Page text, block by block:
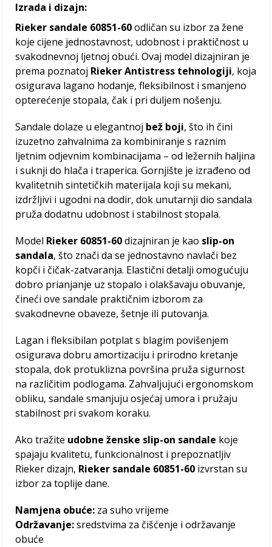
Izrada i dizajn:
Rieker sandale 60851-60odličan su izbor za žene
koje cijene jednostavnost, udobnost i praktičnost u
svakodnevnoj ljetnoj obući. Ovaj model dizajniran je
prema poznatoj Rieker Antistress tehnologiji, koja
osigurava lagano hodanje, fleksibilnost i smanjeno
opterećenje stopala, čak i pri duljem nošenju.
Sandale dolaze u elegantnoj bež boji, što ih čini
izuzetno zahvalnima za kombiniranje s raznim
ljetnim odjevnim kombinacijama – od ležernih haljina
i suknji do hlača i traperica. Gornjište je izrađeno od
kvalitetnih sintetičkih materijala koji su mekani,
izdržljivi i ugodni na dodir, dok unutarnji dio sandala
pruža dodatnu udobnost i stabilnost stopala.
Model Rieker 60851-60dizajniran je kao slip-on
sandala, što znači da se jednostavno navlači bez
kopči i čičak-zatvaranja. Elastični detalji omogućuju
dobro prianjanje uz stopalo i olakšavaju obuvanje,
čineći ove sandale praktičnim izborom za
svakodnevne obaveze, šetnje ili putovanja.
Lagan i fleksibilan potplat s blagim povišenjem
osigurava dobru amortizaciju i prirodno kretanje
stopala, dok protuklizna površina pruža sigurnost
na različitim podlogama. Zahvaljujući ergonomskom
obliku, sandale smanjuju osjećaj umora i pružaju
stabilnost pri svakom koraku.
Ako tražite udobne ženske slip-on sandale koje
spajaju kvalitetu, funkcionalnost i prepoznatljiv
Rieker dizajn, Rieker sandale 60851-60 izvrstan su
izbor za toplije dane.
Namjena obuće: za suho vrijeme
Održavanje:sredstvima za čišćenje i održavanje
obuće